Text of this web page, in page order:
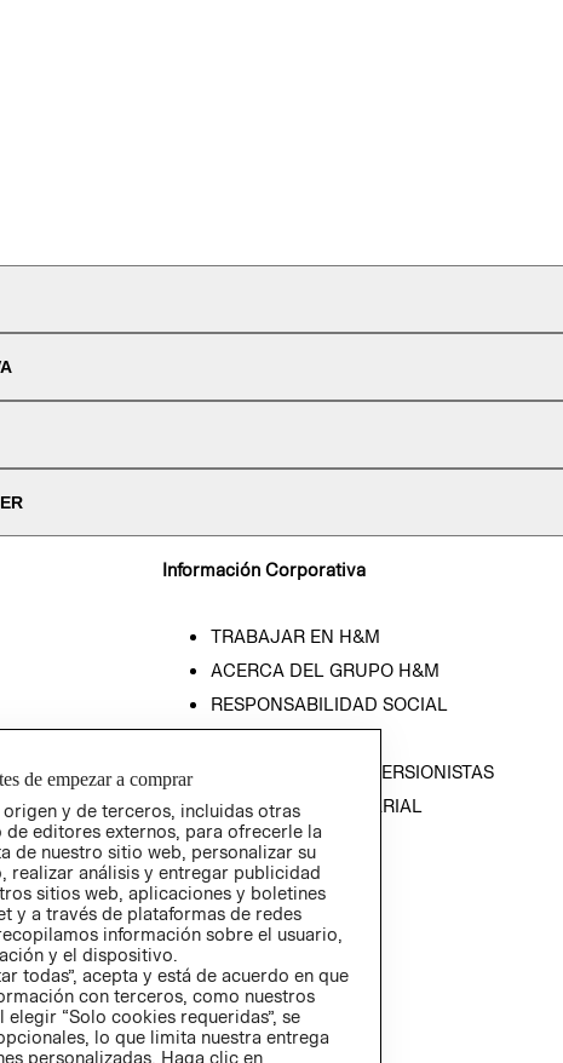
Información Corporativa
TRABAJAR EN H&M
ACERCA DEL GRUPO H&M
RESPONSABILIDAD SOCIAL
RELACIÓN CON INVERSIONISTAS
POLÍTICA EMPRESARIAL
de empezar a comprar
y de terceros, incluidas otras
editores externos, para ofrecerle la
de nuestro sitio web, personalizar su
realizar análisis y entregar publicidad
sitios web, aplicaciones y boletines
y a través de plataformas de redes
información sobre el usuario,
y el dispositivo.
todas”, acepta y está de acuerdo en que
con terceros, como nuestros
“Solo cookies requeridas”, se
lo que limita nuestra entrega
personalizadas. Haga clic en